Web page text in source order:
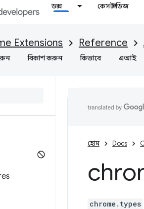
ডক্স কেস স্টাডিজ
Extensions Reference
বিকাশ করুন কিভাবে এআই
হোম Docs
chrome.types